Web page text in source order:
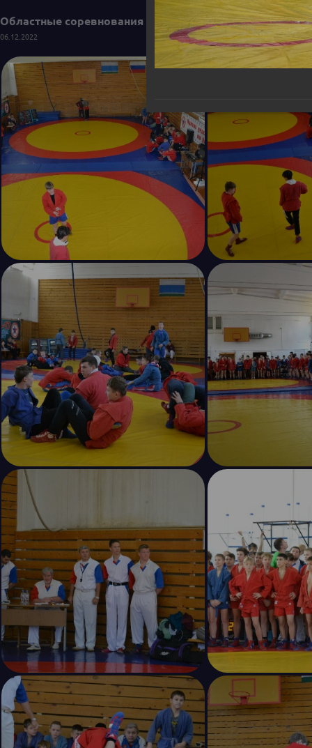
Областные соревнования по самбо среди юношей и
06.12.2022